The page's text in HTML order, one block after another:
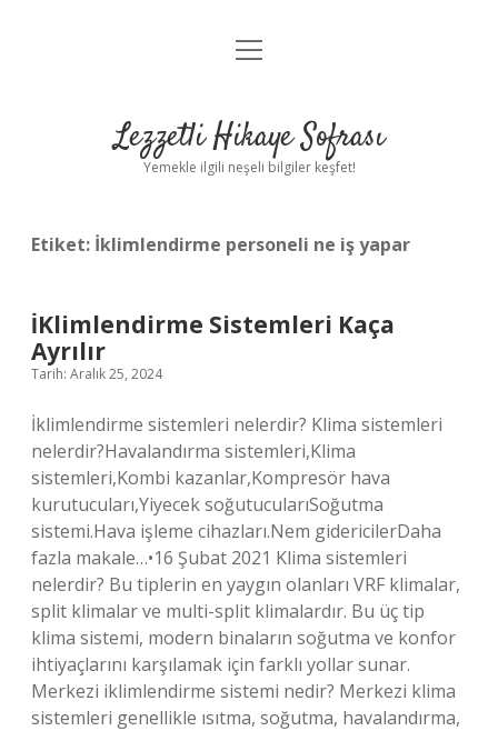
Anasayfa
Yasal Uyarı
menüyü
Lezzetli Hikaye Sofrası
Yemekle ilgili neşeli bilgiler keşfet!
Etiket: İklimlendirme personeli ne iş yapar
İKlimlendirme Sistemleri Kaça
Ayrılır
Tarih: Aralık 25, 2024
İklimlendirme sistemleri nelerdir? Klima sistemleri
nelerdir?Havalandırma sistemleri,Klima
sistemleri,Kombi kazanlar,Kompresör hava
kurutucuları,Yiyecek soğutucularıSoğutma
sistemi.Hava işleme cihazları.Nem gidericilerDaha
fazla makale…•16 Şubat 2021 Klima sistemleri
nelerdir? Bu tiplerin en yaygın olanları VRF klimalar,
split klimalar ve multi-split klimalardır. Bu üç tip
klima sistemi, modern binaların soğutma ve konfor
ihtiyaçlarını karşılamak için farklı yollar sunar.
Merkezi iklimlendirme sistemi nedir? Merkezi klima
sistemleri genellikle ısıtma, soğutma, havalandırma,